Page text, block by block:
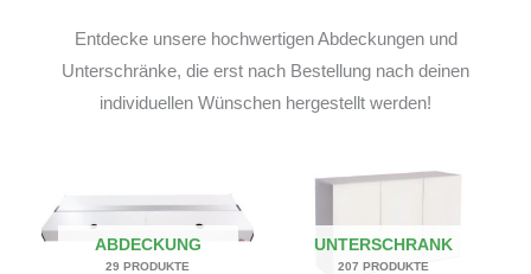
Entdecke unsere hochwertigen Abdeckungen und
Unterschränke, die erst nach Bestellung nach deinen
individuellen Wünschen hergestellt werden!
ABDECKUNG
29 PRODUKTE
UNTERSCHRANK
207 PRODUKTE